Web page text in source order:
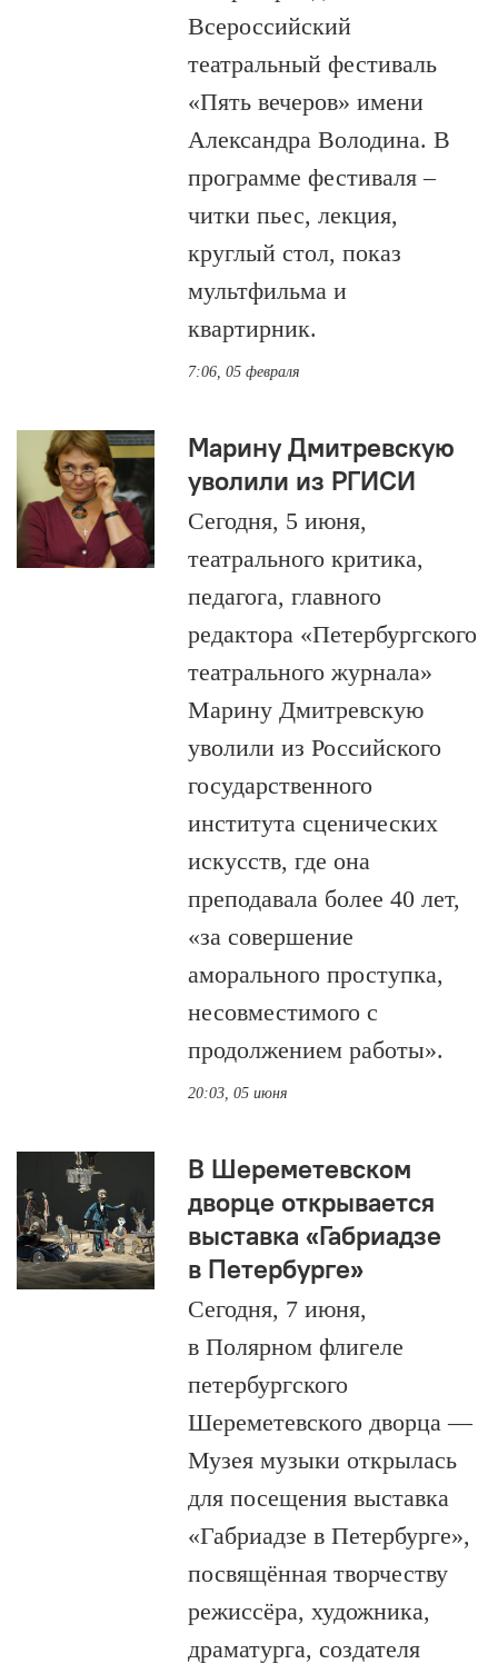
Всероссийский
театральный фестиваль
«Пять вечеров» имени
Александра Володина. В
программе фестиваля –
читки пьес, лекция,
круглый стол, показ
мультфильма и
квартирник.
7:06, 05 февраля
Марину Дмитревскую
уволили из РГИСИ
Сегодня, 5 июня,
театрального критика,
педагога, главного
редактора «Петербургского
театрального журнала»
Марину Дмитревскую
уволили из Российского
государственного
института сценических
искусств, где она
преподавала более 40 лет,
«за совершение
аморального проступка,
несовместимого с
продолжением работы».
20:03, 05 июня
В Шереметевском
дворце открывается
выставка «Габриадзе
в Петербурге»
Сегодня, 7 июня,
в Полярном флигеле
петербургского
Шереметевского дворца —
Музея музыки открылась
для посещения выставка
«Габриадзе в Петербурге»,
посвящённая творчеству
режиссёра, художника,
драматурга, создателя